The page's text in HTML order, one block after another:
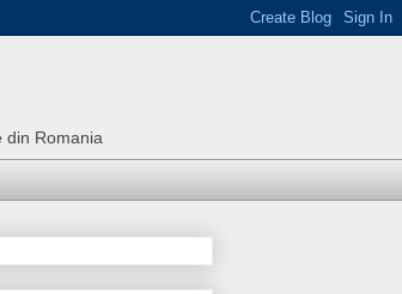
din Romania